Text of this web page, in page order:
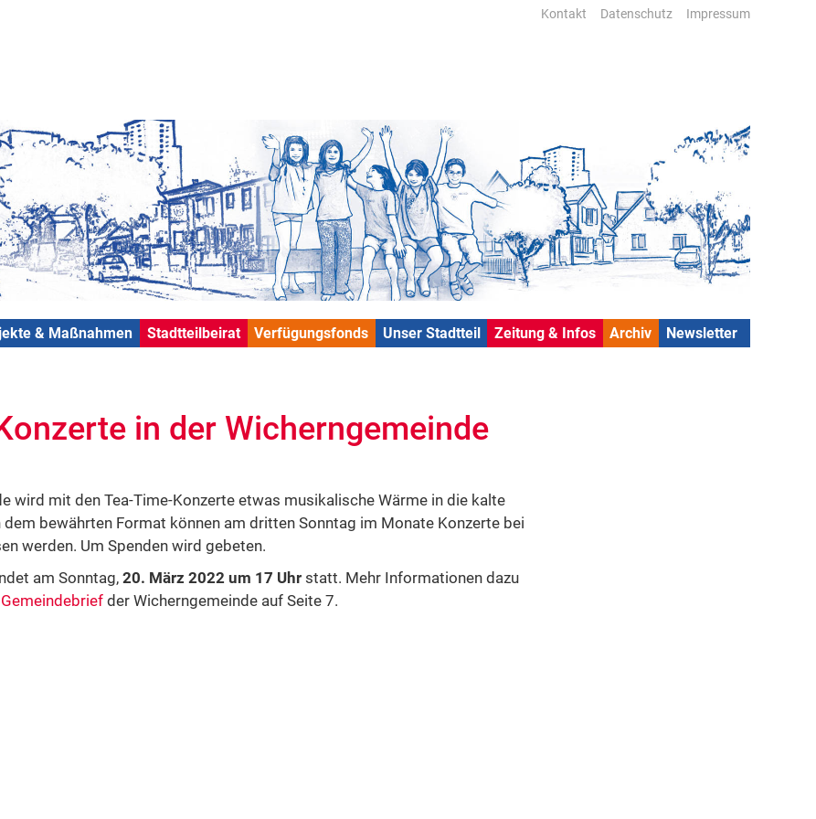
Kontakt Datenschutz Impressum
& Maßnahmen Stadtteilbeirat Verfügungsfonds Unser Stadtteil Zeitung & Infos Archiv Newsletter
in der Wicherngemeinde
wird mit den Tea-Time-Konzerte etwas musikalische Wärme in die kalte
bewährten Format können am dritten Sonntag im Monate Konzerte bei
werden. Um Spenden wird gebeten.
am Sonntag, 20. März 2022 um 17 Uhrstatt. Mehr Informationen dazu
Gemeindebriefder Wicherngemeinde auf Seite 7.